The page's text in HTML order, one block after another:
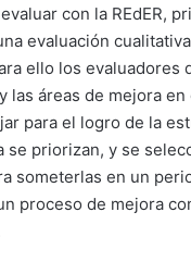
con la REdER,
evaluación
ello los evaluadores
las áreas de mejora en
para el logro de la
se priorizan, y se
someterlas en un
proceso de mejora